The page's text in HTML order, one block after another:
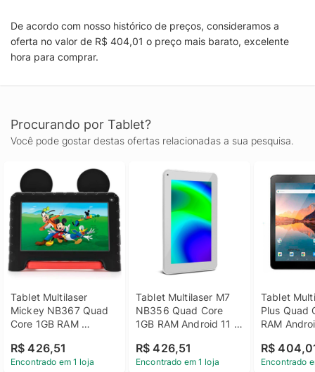
De acordo com nosso histórico de preços, consideramos a
oferta no valor de R$ 404,01 o preço mais barato, excelente
hora para comprar.
Procurando por Tablet?
Você pode gostar destas ofertas relacionadas a sua pesquisa.
Tablet Multilaser
Mickey NB367 Quad
Core 1GB RAM
Bluetooth 32GB Tela
7" - Preto
R$ 426,51
Encontrado em 1 loja
Tablet Multilaser M7
NB356 Quad Core
1GB RAM Android 11
- Branco
R$ 426,51
Encontrado em 1 loja
Tablet
Plus Quad
RAM
Tela 7
R$
Encontrado